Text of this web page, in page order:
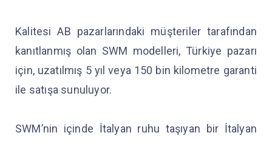
Kalitesi AB pazarlarındaki müşteriler tarafından
kanıtlanmış olan SWM modelleri, Türkiye pazarı
için, uzatılmış 5 yıl veya 150 bin kilometre garanti
ile satışa sunuluyor.
SWM’nin içinde İtalyan ruhu taşıyan bir İtalyan